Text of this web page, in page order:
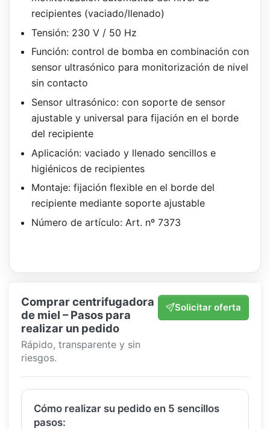
recipientes (vaciado/llenado)
Tensión: 230 V / 50 Hz
Función: control de bomba en combinación con
sensor ultrasónico para monitorización de nivel
sin contacto
Sensor ultrasónico: con soporte de sensor
ajustable y universal para fijación en el borde
del recipiente
Aplicación: vaciado y llenado sencillos e
higiénicos de recipientes
Montaje: fijación flexible en el borde del
recipiente mediante soporte ajustable
Número de artículo: Art. nº 7373
Comprar centrifugadora
de miel – Pasos para
realizar un pedido
Rápido, transparente y sin
riesgos.
Solicitar oferta
Cómo realizar su pedido en 5 sencillos
pasos: